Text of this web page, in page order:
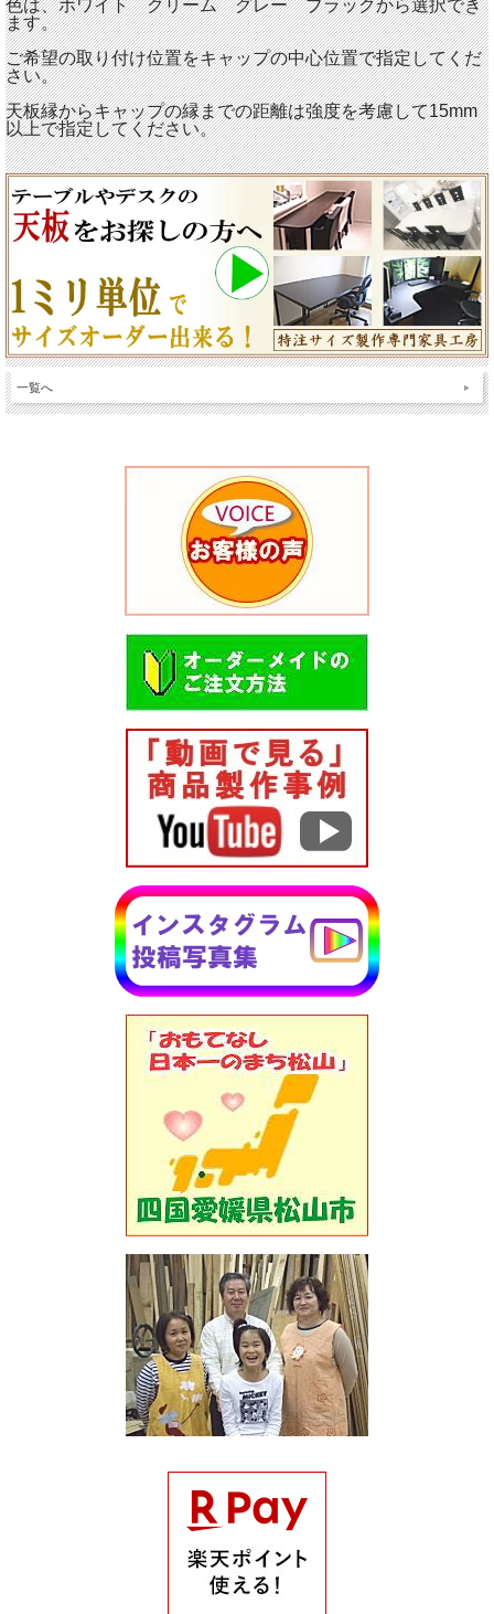
色は、ホワイト クリーム グレー ブラックから選択でき
ます。
ご希望の取り付け位置をキャップの中心位置で指定してくだ
さい。
天板縁からキャップの縁までの距離は強度を考慮して15mm
以上で指定してください。
一覧へ